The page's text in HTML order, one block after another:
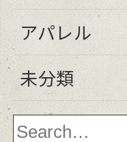
アパレル
未分類